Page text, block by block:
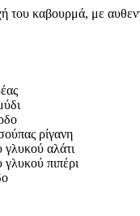
του καβουρμά, με
ρίγανη
γλυκού αλάτι
γλυκού πιπέρι